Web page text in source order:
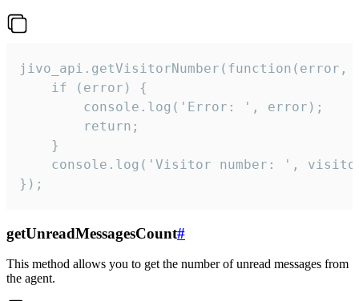
jivo_api.getVisitorNumber(function(error,
    if (error) {
        console.log('Error: ', error);
        return;
    }
console.log('Visitor number: ',
});
getUnreadMessagesCount#
This method allows you to get the number of unread messages from
the agent.